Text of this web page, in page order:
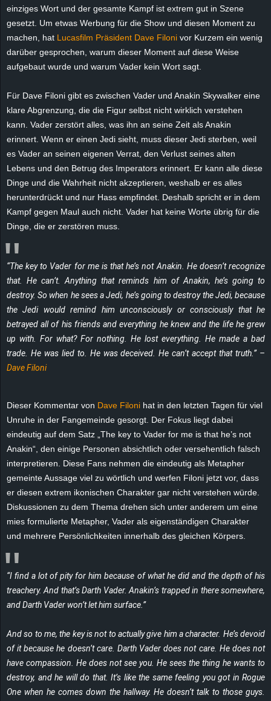
einziges Wort und der gesamte Kampf ist extrem gut in Szene
gesetzt. Um etwas Werbung für die Show und diesen Moment zu
machen, hat Lucasfilm Präsident Dave Filoni vor Kurzem ein wenig
darüber gesprochen, warum dieser Moment auf diese Weise
aufgebaut wurde und warum Vader kein Wort sagt.
Für Dave Filoni gibt es zwischen Vader und Anakin Skywalker eine
klare Abgrenzung, die die Figur selbst nicht wirklich verstehen
kann. Vader zerstört alles, was ihn an seine Zeit als Anakin
erinnert. Wenn er einen Jedi sieht, muss dieser Jedi sterben, weil
es Vader an seinen eigenen Verrat, den Verlust seines alten
Lebens und den Betrug des Imperators erinnert. Er kann alle diese
Dinge und die Wahrheit nicht akzeptieren, weshalb er es alles
herunterdrückt und nur Hass empfindet. Deshalb spricht er in dem
Kampf gegen Maul auch nicht. Vader hat keine Worte übrig für die
Dinge, die er zerstören muss.
“The key to Vader for me is that he’s not Anakin. He doesn’t recognize
that. He can’t. Anything that reminds him of Anakin, he’s going to
destroy. So when he sees a Jedi, he’s going to destroy the Jedi, because
the Jedi would remind him unconsciously or consciously that he
betrayed all of his friends and everything he knew and the life he grew
up with. For what? For nothing. He lost everything. He made a bad
trade. He was lied to. He was deceived. He can’t accept that truth.” –
Dave Filoni
Dieser Kommentar von Dave Filoni hat in den letzten Tagen für viel
Unruhe in der Fangemeinde gesorgt. Der Fokus liegt dabei
eindeutig auf dem Satz „The key to Vader for me is that he’s not
Anakin“, den einige Personen absichtlich oder versehentlich falsch
interpretieren. Diese Fans nehmen die eindeutig als Metapher
gemeinte Aussage viel zu wörtlich und werfen Filoni jetzt vor, dass
er diesen extrem ikonischen Charakter gar nicht verstehen würde.
Diskussionen zu dem Thema drehen sich unter anderem um eine
mies formulierte Metapher, Vader als eigenständigen Charakter
und mehrere Persönlichkeiten innerhalb des gleichen Körpers.
“I find a lot of pity for him because of what he did and the depth of his
treachery. And that’s Darth Vader. Anakin’s trapped in there somewhere,
and Darth Vader won’t let him surface.”
And so to me, the key is not to actually give him a character. He’s devoid
of it because he doesn’t care. Darth Vader does not care. He does not
have compassion. He does not see you. He sees the thing he wants to
destroy, and he will do that. It’s like the same feeling you got in Rogue
One when he comes down the hallway. He doesn’t talk to those guys.